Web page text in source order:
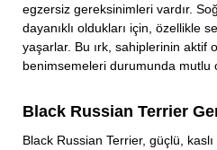
egzersiz gereksinimleri vardır.
dayanıklı oldukları için, özellikle
yaşarlar. Bu ırk, sahiplerinin aktif
benimsemeleri durumunda mutlu
Black Russian Terrier
Black Russian Terrier, güçlü,